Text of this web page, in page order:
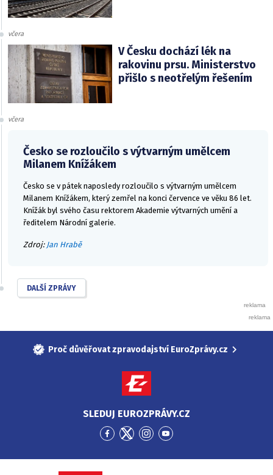
včera
V Česku dochází lék na
rakovinu prsu. Ministerstvo
přišlo s neotřelým řešením
včera
Česko se rozloučilo s výtvarným umělcem
Milanem Knížákem
Česko se v pátek naposledy rozloučilo s výtvarným umělcem
Milanem Knížákem, který zemřel na konci července ve věku 86 let.
Knížák byl svého času rektorem Akademie výtvarných umění a
ředitelem Národní galerie.
Zdroj: Jan Hrabě
DALŠÍ ZPRÁVY
Proč důvěřovat zpravodajství EuroZprávy.cz
SLEDUJ EUROZPRÁVY.CZ
Přejít
Facebook
Přejít
Twitter
Přejít
Instagram
Přejít
YouTube